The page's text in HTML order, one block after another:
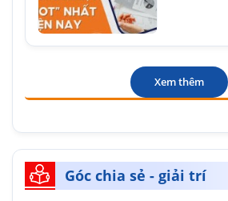
Xem thêm
Góc chia sẻ - giải trí